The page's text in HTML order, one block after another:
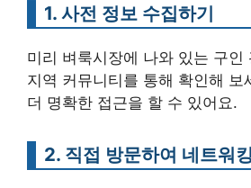
1. 사전 정보 수집하기
미리 벼룩시장에 나와 있는 구인
지역 커뮤니티를 통해 확인해 보
더 명확한 접근을 할 수 있어요.
2. 직접 방문하여 네트워